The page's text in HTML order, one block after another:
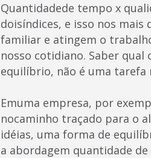
Quantidadede tempo x
doisíndices, e isso nos mais
familiar e atingem o
nosso cotidiano. Saber qual
equilíbrio, não é uma tarefa
Emuma empresa, por
nocaminho traçado para o
idéias, uma forma de
a abordagem quantidade